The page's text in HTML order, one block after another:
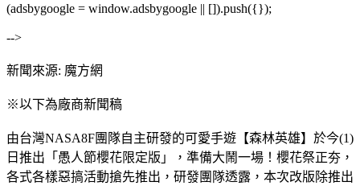
(adsbygoogle = window.adsbygoogle || []).push({});
-->
新聞來源: 魔方網
※以下為廠商新聞稿
由台灣NASA8F團隊自主研發的可愛手遊【森林英雄】於今(1)
日推出「愚人節櫻花限定版」，準備大鬧一場！櫻花祭正夯，
各式各樣惡搞活動搶先推出，研發團隊透露，本次改版除推出